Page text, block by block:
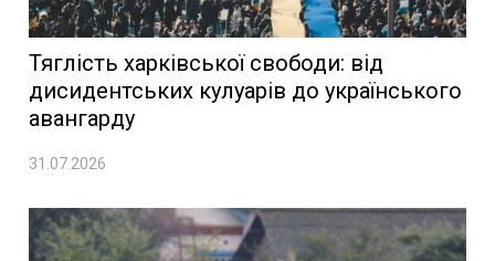
Тяглість харківської свободи: від
дисидентських кулуарів до українського
авангарду
31.07.2026